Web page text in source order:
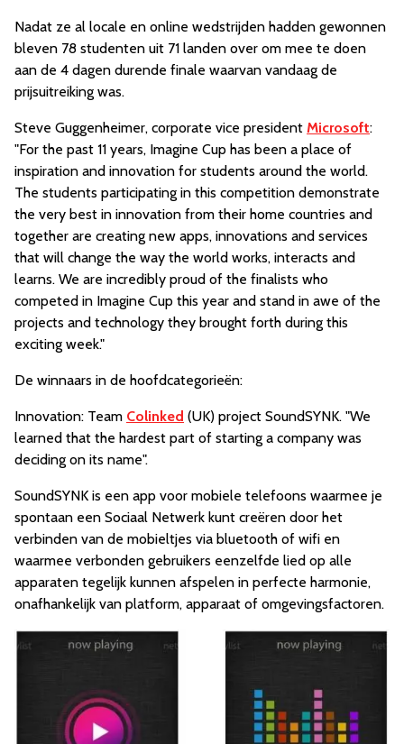
Nadat ze al locale en online wedstrijden hadden gewonnen
bleven 78 studenten uit 71 landen over om mee te doen
aan de 4 dagen durende finale waarvan vandaag de
prijsuitreiking was.
Steve Guggenheimer, corporate vice president Microsoft:
"For the past 11 years, Imagine Cup has been a place of
inspiration and innovation for students around the world.
The students participating in this competition demonstrate
the very best in innovation from their home countries and
together are creating new apps, innovations and services
that will change the way the world works, interacts and
learns. We are incredibly proud of the finalists who
competed in Imagine Cup this year and stand in awe of the
projects and technology they brought forth during this
exciting week."
De winnaars in de hoofdcategorieën:
Innovation: Team Colinked (UK) project SoundSYNK. "We
learned that the hardest part of starting a company was
deciding on its name".
SoundSYNK is een app voor mobiele telefoons waarmee je
spontaan een Sociaal Netwerk kunt creëren door het
verbinden van de mobieltjes via bluetooth of wifi en
waarmee verbonden gebruikers eenzelfde lied op alle
apparaten tegelijk kunnen afspelen in perfecte harmonie,
onafhankelijk van platform, apparaat of omgevingsfactoren.